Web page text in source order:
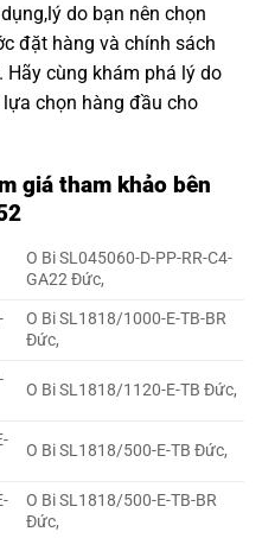
do bạn nên chọn
đặt hàng và chính sách
cùng khám phá lý do
chọn hàng đầu cho
giá tham khảo bên
O Bi SL045060-D-PP-RR-C4-
GA22 Đức,
O Bi SL1818/1000-E-TB-BR
Đức,
O Bi SL1818/1120-E-TB Đức,
O Bi SL1818/500-E-TB Đức,
O Bi SL1818/500-E-TB-BR
Đức,